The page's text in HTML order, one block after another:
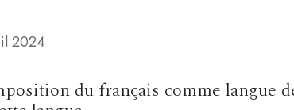
2024
du français comme langue